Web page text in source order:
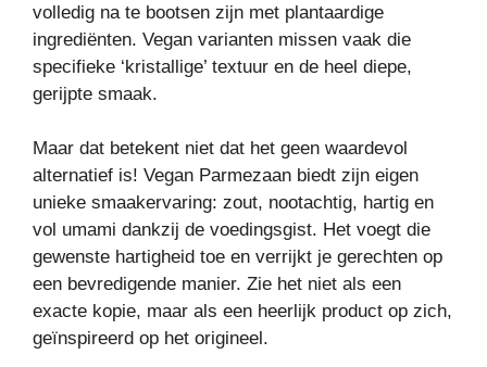
volledig na te bootsen zijn met plantaardige
ingrediënten. Vegan varianten missen vaak die
specifieke ‘kristallige’ textuur en de heel diepe,
gerijpte smaak.
Maar dat betekent niet dat het geen waardevol
alternatief is! Vegan Parmezaan biedt zijn eigen
unieke smaakervaring: zout, nootachtig, hartig en
vol umami dankzij de voedingsgist. Het voegt die
gewenste hartigheid toe en verrijkt je gerechten op
een bevredigende manier. Zie het niet als een
exacte kopie, maar als een heerlijk product op zich,
geïnspireerd op het origineel.